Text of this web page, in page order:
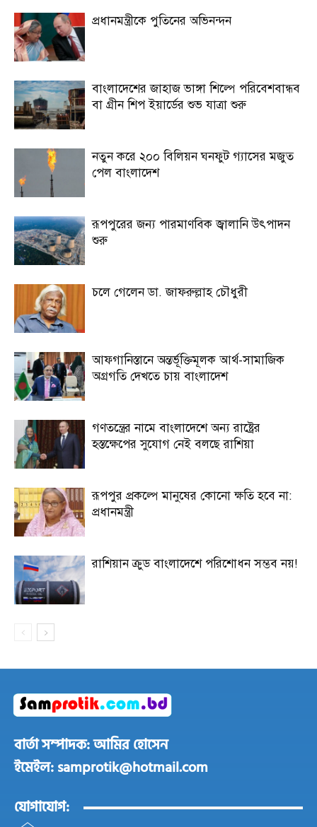
প্রধানমন্ত্রীকে পুতিনের অভিনন্দন
বাংলাদেশের জাহাজ ভাঙ্গা শিল্পে পরিবেশবান্ধব
বা গ্রীন শিপ ইয়ার্ডের শুভ যাত্রা শুরু
নতুন করে ২০০ বিলিয়ন ঘনফুট গ্যাসের মজুত
পেল বাংলাদেশ
রূপপুরের জন্য পারমাণবিক জ্বালানি উৎপাদন
শুরু
চলে গেলেন ডা. জাফরুল্লাহ চৌধুরী
আফগানিস্তানে অন্তর্ভূক্তিমূলক আর্থ-সামাজিক
অগ্রগতি দেখতে চায় বাংলাদেশ
গণতন্ত্রের নামে বাংলাদেশে অন্য রাষ্ট্রের
হস্তক্ষেপের সুযোগ নেই বলছে রাশিয়া
রূপপুর প্রকল্পে মানুষের কোনো ক্ষতি হবে না:
প্রধানমন্ত্রী
রাশিয়ান ক্রুড বাংলাদেশে পরিশোধন সম্ভব নয়!
বার্তা সম্পাদক: আমির হোসেন
ইমেইল: samprotik@hotmail.com
যোগাযোগ: